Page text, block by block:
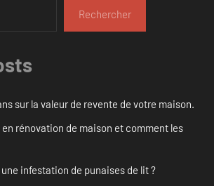
Rechercher
sur la valeur de revente de votre maison.
rénovation de maison et comment les
infestation de punaises de lit ?